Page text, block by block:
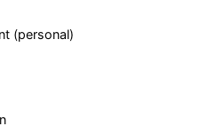
(personal)